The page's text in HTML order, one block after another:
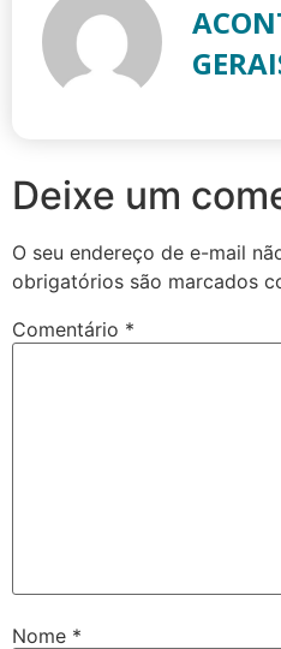
Deixe um
O seu endereço de e-mail
obrigatórios são marcados
Comentário *
Nome *